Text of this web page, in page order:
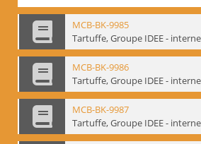
MCB-BK-9985
MCB-BK-9986
MCB-BK-9987